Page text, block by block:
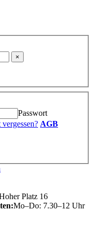
Passwort
AGB
Platz 16
Mo–Do: 7.30–12 Uhr